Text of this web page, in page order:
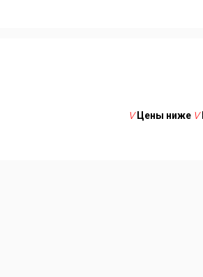
V Цены ниже V